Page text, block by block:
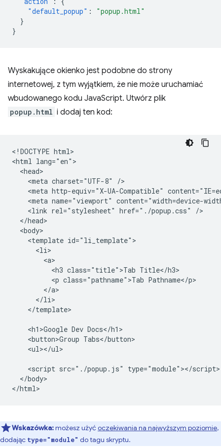
"default_popup" :
"popup.html"
}
}
Wyskakujące okienko jest podobne do strony
internetowej, z tym wyjątkiem, że nie może uruchamiać
wbudowanego kodu JavaScript. Utwórz plik
popup.html i dodaj ten kod:
<!DOCTYPE html>
<html lang="en">
  <head>
    <meta charset="UTF-8" />
<meta http-equiv="X-UA-Compatible"
<meta name="viewport" content="width=device-
    <link rel="stylesheet" href="./popup.css" />
  </head>
  <body>
    <template id="li_template">
      <li>
        <a>
          <h3 class="title">Tab Title</h3>
          <p class="pathname">Tab Pathname</p>
        </a>
      </li>
    </template>
    <h1>Google Dev Docs</h1>
    <button>Group Tabs</button>
    <ul></ul>
    <script src="./popup.js" type="module"></script>
  </body>
Wskazówka:możesz użyć oczekiwania na najwyższym poziomie,
dodając type="module" do tagu skryptu.